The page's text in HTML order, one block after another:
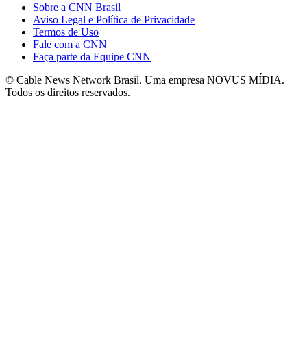
Sobre a CNN Brasil
Aviso Legal e Política de Privacidade
Termos de Uso
Fale com a CNN
Faça parte da Equipe CNN
© Cable News Network Brasil. Uma empresa NOVUS MÍDIA.
Todos os direitos reservados.